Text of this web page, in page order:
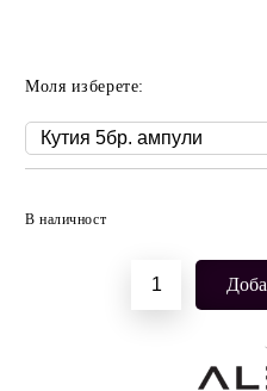
Моля изберете:
В наличност